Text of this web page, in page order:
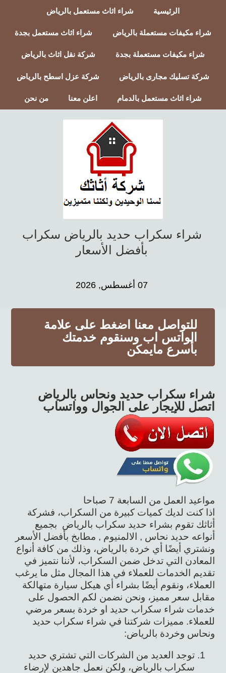
الرئيسية شراء اثاث مستعمل بالرياض
شراء مكيفات مستعملة بالرياض شراء اثاث مستعمل بجدة
شراء مكيفات مستعملة بجدة شركة نقل اثاث بالرياض
شركة تسليك مجارى بالرياض شركة عزل اسطح بالرياض
شراء اثاث مستعمل بالدمام اعلن معنا من نحن
شراء سكراب حديد بالرياض سكراب
بأفضل الأسعار
07 أغسطس, 2026
للتواصل معنا اضغط على علامة
الواتس اب وسنقوم خدمتك
بأسرع مايمكن
شراء سكراب حديد ونحاس بالرياض
اتصل للإيجار على الجوال وواتساب
مواعيد العمل من السابعة 7 صباحا
اذا كنت لديك كميات كبيرة من السكراب، فشركة
أثاثك تقوم بشراء حديد سكراب بالرياض بجميع
أنواعه حديد نحاس , الالمنيوم , مطابخ بأفضل الأسعر
ونشتري أيضًا أي خردة بالرياض، وذلك من كافة أنواع
المعادن التي تدخل ضمن السكراب، لأننا نتميز في
تقديم الخدمات للعملاء في هذا المجال مثل ما يرغب
العملاء، ونقوم أيضًا بشراء أي هيكل سيارة متهالكة
مقابل سعر مميز، ونحن نضمن لكم الحصول على
خدمات شراء سكراب حديد او خردة بسعر مرضي
للعملاء. مميزات شركتنا في شراء سكراب حديد
ونحاس وخردة بالرياض:
توجد العديد من الشركات التي تشتري حديد
سكراب بالرياض، ولكن نعمل جاهدين لإرضاء